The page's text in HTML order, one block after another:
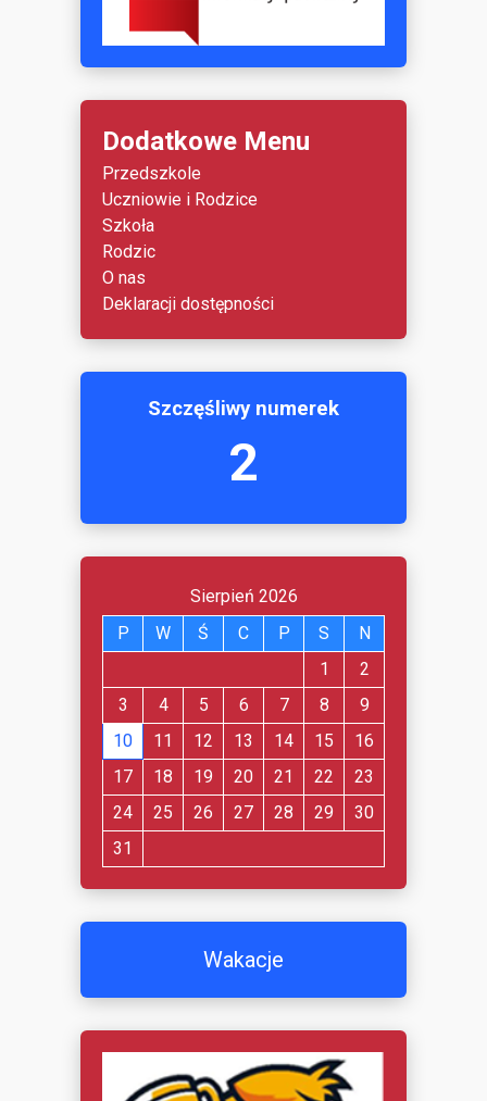
Dodatkowe Menu
Przedszkole
Uczniowie i Rodzice
Szkoła
Rodzic
O nas
Deklaracji dostępności
Szczęśliwy numerek
2
Sierpień 2026
P
W Ś C P S
N
1
2
3
4 5 6 7 8
9
10
11 12 13 14 15
16
17
18 19 20 21 22
23
24
25 26 27 28 29
30
31
Wakacje